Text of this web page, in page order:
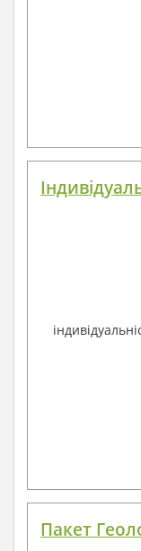
Завжди раді Вам
Пакет